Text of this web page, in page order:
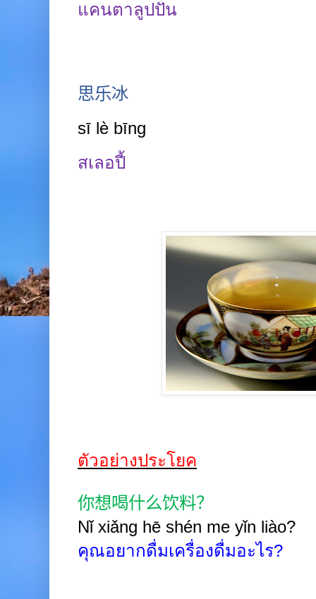
แคนตาลูปปั่น
思乐冰
sī lè bīng
สเลอปี้
ตัวอย่างประโยค
你想喝什么饮料？
Nǐ xiǎng hē shén me yǐn liào?
คุณอยากดื่มเครื่องดื่มอะไร?